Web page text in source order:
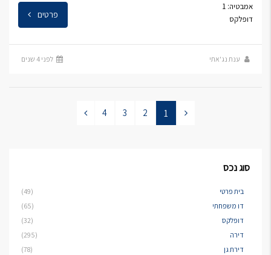
אמבטיה: 1
דופלקס
פרטים
ענת נג'אתי לפני 4 שנים
1
2
3
4
סוג נכס
בית פרטי
(49)
דו משפחתי
(65)
דופלקס
(32)
דירה
(295)
דירת גן
(78)